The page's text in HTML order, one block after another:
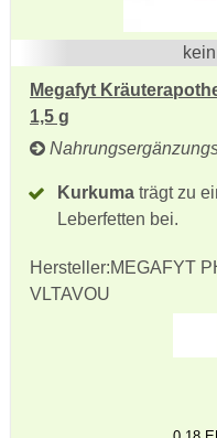
Megafyt
1,5 g
Kurkuma trägt zu
Leberfetten bei.
Hersteller:MEGAFYT
VLTAVOU